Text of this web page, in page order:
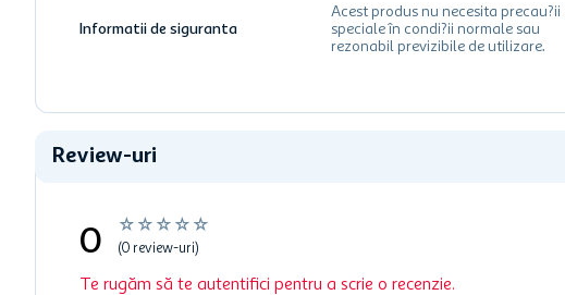
Informatii de siguranta
Acest produs nu necesita precau?ii
speciale în condi?ii normale sau
rezonabil previzibile de utilizare.
Review-uri
☆ ☆ ☆ ☆ ☆
0 (0 review-uri)
Te rugăm să te autentifici pentru a scrie o recenzie.